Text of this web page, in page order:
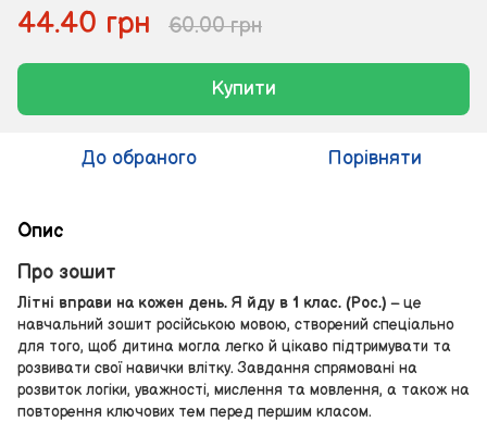
44.40 грн 60.00 грн
Купити
До обраного Порівняти
Опис
Про зошит
Літні вправи на кожен день. Я йду в 1 клас. (Рос.) – це
навчальний зошит російською мовою, створений спеціально
для того, щоб дитина могла легко й цікаво підтримувати та
розвивати свої навички влітку. Завдання спрямовані на
розвиток логіки, уважності, мислення та мовлення, а також на
повторення ключових тем перед першим класом.